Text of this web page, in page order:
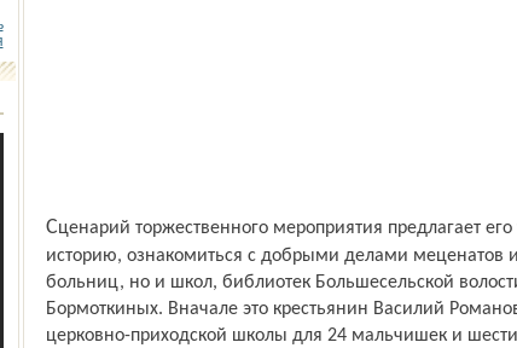
Сценарий торжественного мероприятия предлагает его участникам окунуться в
историю, ознакомиться с добрыми делами меценатов
больниц, но и школ, библиотек Большесельской
Бормоткиных. Вначале это крестьянин Василий
церковно-приходской школы для 24 мальчишек и шести